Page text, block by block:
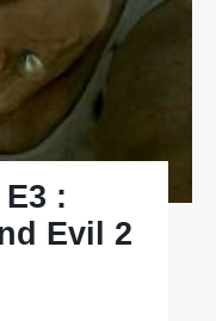
:
Evil 2